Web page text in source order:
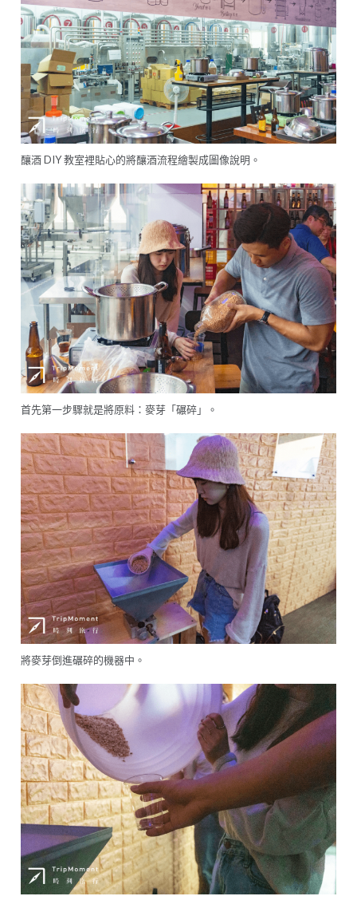
釀酒 DIY 教室裡貼心的將釀酒流程繪製成圖像說明。
首先第一步驟就是將原料：麥芽「碾碎」。
將麥芽倒進碾碎的機器中。